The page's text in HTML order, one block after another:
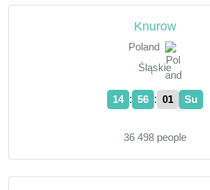
Knurow
Poland
Śląskie
14 : 56 : 02 Su
36 498 people